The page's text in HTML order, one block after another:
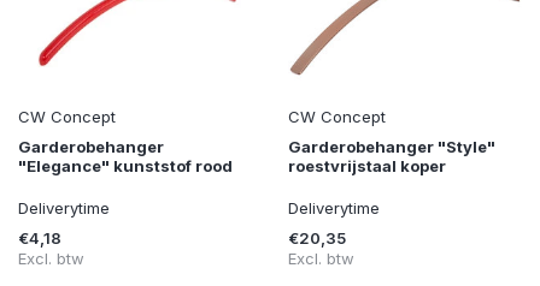
CW Concept
Garderobehanger
"Elegance" kunststof rood
Deliverytime
€4,18
Excl. btw
CW Concept
Garderobehanger "Style"
roestvrijstaal koper
Deliverytime
€20,35
Excl. btw